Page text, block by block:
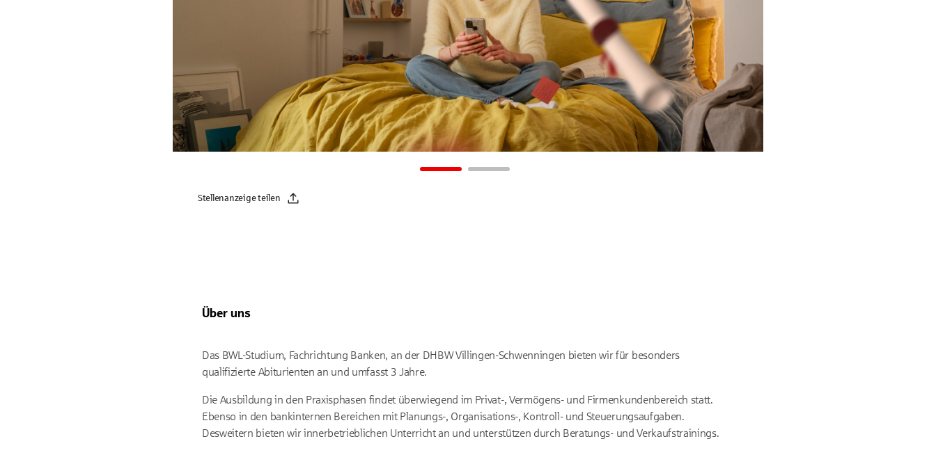
Stellenanzeige teilen
Über uns
Das BWL-Studium, Fachrichtung Banken, an der DHBW Villingen-Schwenningen bieten wir für besonders
qualifizierte Abiturienten an und umfasst 3 Jahre.
Die Ausbildung in den Praxisphasen findet überwiegend im Privat-, Vermögens- und Firmenkundenbereich statt.
Ebenso in den bankinternen Bereichen mit Planungs-, Organisations-, Kontroll- und Steuerungsaufgaben.
Desweitern bieten wir innerbetrieblichen Unterricht an und unterstützen durch Beratungs- und Verkaufstrainings.